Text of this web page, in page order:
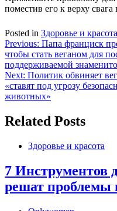
поместив его к верху
Posted in Здоровье и красота
Навигация
по
записям
Previous: Папа франциск
чтобы стать веганом для
поддерживаемой
Next: Политик обвиняет
«ставят под угрозу
животных»
Related Posts
Здоровье и красота
7 Инструментов
решат проблемы